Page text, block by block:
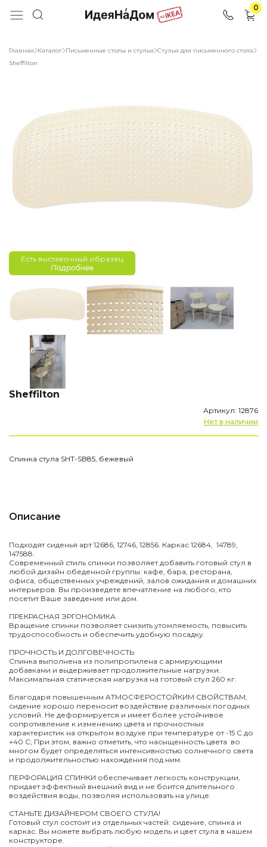
0
Главная Каталог Письменные столы и стулья Стулья для письменного стола
Sheffilton
Есть выставочный образец
Подробнее
Sheffilton
Артикул: 12876
Нет в наличии
Спинка стула SHT-SB85, бежевый
Описание
Подходят сиденья арт 12686, 12746, 12856. Каркас 12684, 14789,
147588.
Современный стиль спинки позволяет добавить готовый стул в
любой дизайн обеденной группы: кафе, бара, ресторана,
офиса, общественных учреждений, залов ожидания и домашних
интерьеров. Вы произведете впечатление на любого, кто
посетит Ваше заведение или дом.
ПРЕКРАСНАЯ ЭРГОНОМИКА
Вращение спинки позволяет снизить утомляемость, повысить
трудоспособность и обеспечить удобную посадку.
ПРОЧНОСТЬ И ДОЛГОВЕЧНОСТЬ
Спинка выполнена из полипропилена с армирующими
добавками и выдерживает продолжительные нагрузки.
Максимальная статическая нагрузка на готовый стул 260 кг.
Благодаря повышенным АТМОСФЕРОСТОЙКИМ СВОЙСТВАМ,
сидение хорошо переносит воздействие различных погодных
условий. Не деформируется и имеет более устойчивое
сопротивление к изменению цвета и прочностных
характеристик на открытом воздухе при температуре от -15 С до
+40 С; При этом, важно отметить, что насыщенность цвета во
многом будет определяться интенсивностью солнечного света
и продолжительностью нахождения под ним.
ПЕРФОРАЦИЯ СПИНКИ обеспечивает легкость конструкции,
придает эффектный внешний вид и не боится длительного
воздействия воды, позволяя использовать на улице.
СТАНЬТЕ ДИЗАЙНЕРОМ СВОЕГО СТУЛА!
Готовый стул состоит из отдельных частей: сидение, спинка и
каркас. Вы можете выбрать любую модель и цвет стула в нашем
конструкторе.